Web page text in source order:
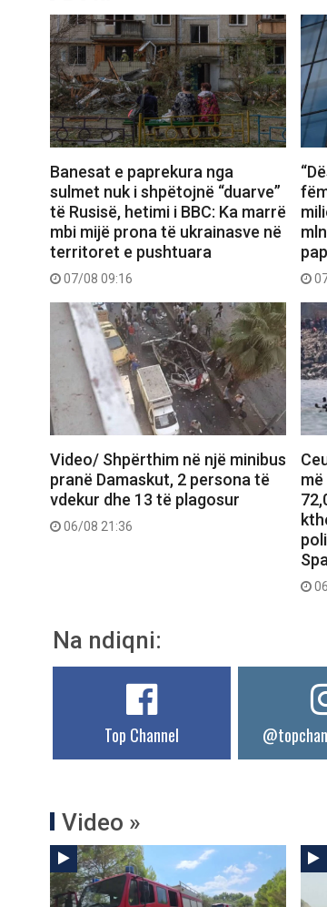
Banesat e paprekura nga
sulmet nuk i shpëtojnë “duarve”
të Rusisë, hetimi i BBC: Ka marrë
mbi mijë prona të ukrainasve në
territoret e pushtuara
07/08 09:16
Video/ Shpërthim në një minibus
pranë Damaskut, 2 persona të
vdekur dhe 13 të plagosur
06/08 21:36
Na ndiqni:
Top Channel
Video »